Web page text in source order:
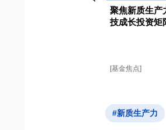
聚焦新质生产
技成长投资矩
[基金焦点]
#新质生产力